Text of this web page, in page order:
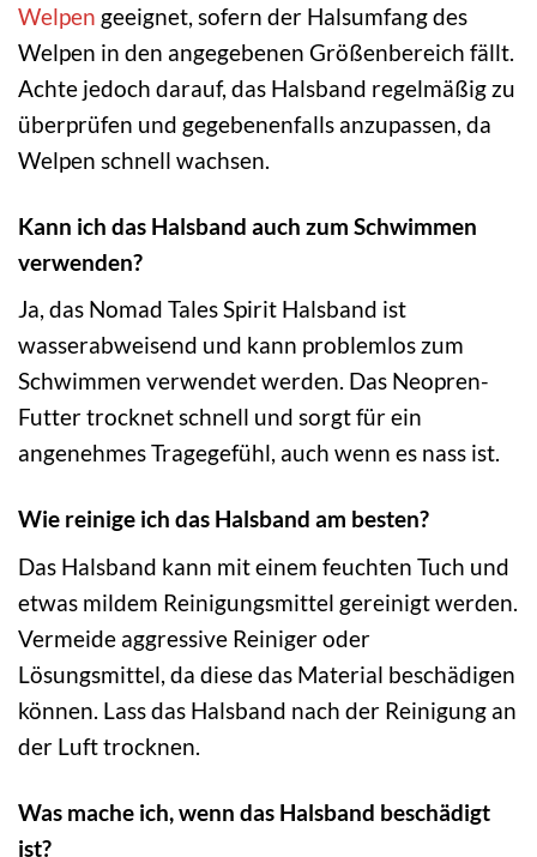
Welpen geeignet, sofern der Halsumfang des
Welpen in den angegebenen Größenbereich fällt.
Achte jedoch darauf, das Halsband regelmäßig zu
überprüfen und gegebenenfalls anzupassen, da
Welpen schnell wachsen.
Kann ich das Halsband auch zum Schwimmen
verwenden?
Ja, das Nomad Tales Spirit Halsband ist
wasserabweisend und kann problemlos zum
Schwimmen verwendet werden. Das Neopren-
Futter trocknet schnell und sorgt für ein
angenehmes Tragegefühl, auch wenn es nass ist.
Wie reinige ich das Halsband am besten?
Das Halsband kann mit einem feuchten Tuch und
etwas mildem Reinigungsmittel gereinigt werden.
Vermeide aggressive Reiniger oder
Lösungsmittel, da diese das Material beschädigen
können. Lass das Halsband nach der Reinigung an
der Luft trocknen.
Was mache ich, wenn das Halsband beschädigt
ist?